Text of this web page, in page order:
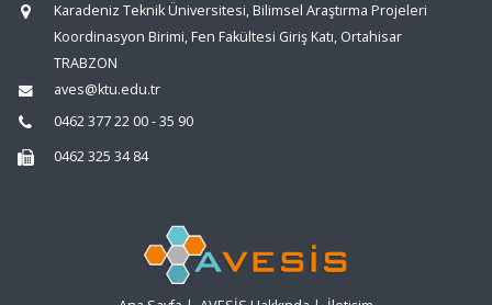
Karadeniz Teknik Üniversitesi, Bilimsel Araştırma Projeleri
Koordinasyon Birimi, Fen Fakültesi Giriş Katı, Ortahisar
TRABZON
aves@ktu.edu.tr
0462 377 22 00 - 35 90
0462 325 34 84